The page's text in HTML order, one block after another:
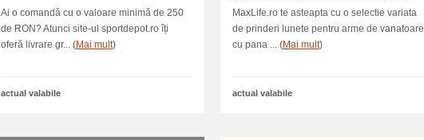
Ai o comandă cu o valoare minimă de 250
de RON? Atunci site-ul sportdepot.ro îți
oferă livrare gr... (Mai mult)
actual valabile
pana la 42 % discount
MaxLife.ro te asteapta cu o selectie variata
de prinderi lunete pentru arme de vanatoare
cu pana ... (Mai mult)
actual valabile